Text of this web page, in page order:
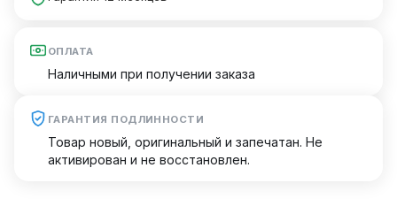
ОПЛАТА
Наличными при получении заказа
ГАРАНТИЯ ПОДЛИННОСТИ
Товар новый, оригинальный и запечатан. Не
активирован и не восстановлен.